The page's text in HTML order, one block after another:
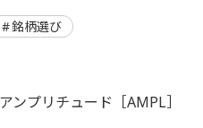
銘柄選び
ンプリチュード［AMPL］